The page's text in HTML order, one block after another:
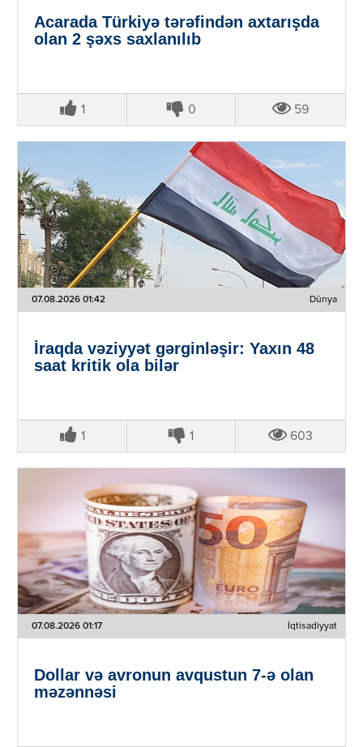
Acarada Türkiyə tərəfindən axtarışda
olan 2 şəxs saxlanılıb
1 0 59
07.08.2026 01:42 Dünya
İraqda vəziyyət gərginləşir: Yaxın 48
saat kritik ola bilər
1 1 603
07.08.2026 01:17 İqtisadiyyat
Dollar və avronun avqustun 7-ə olan
məzənnəsi